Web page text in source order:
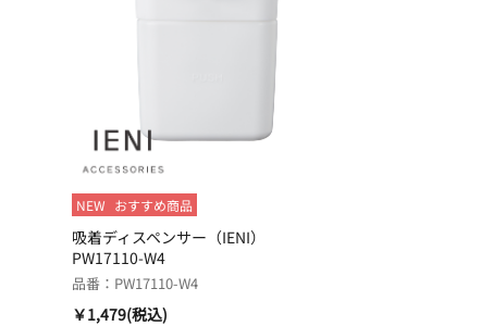
NEW おすすめ商品
吸着ディスペンサー（IENI）
PW17110-W4
品番：PW17110-W4
￥1,479(税込)